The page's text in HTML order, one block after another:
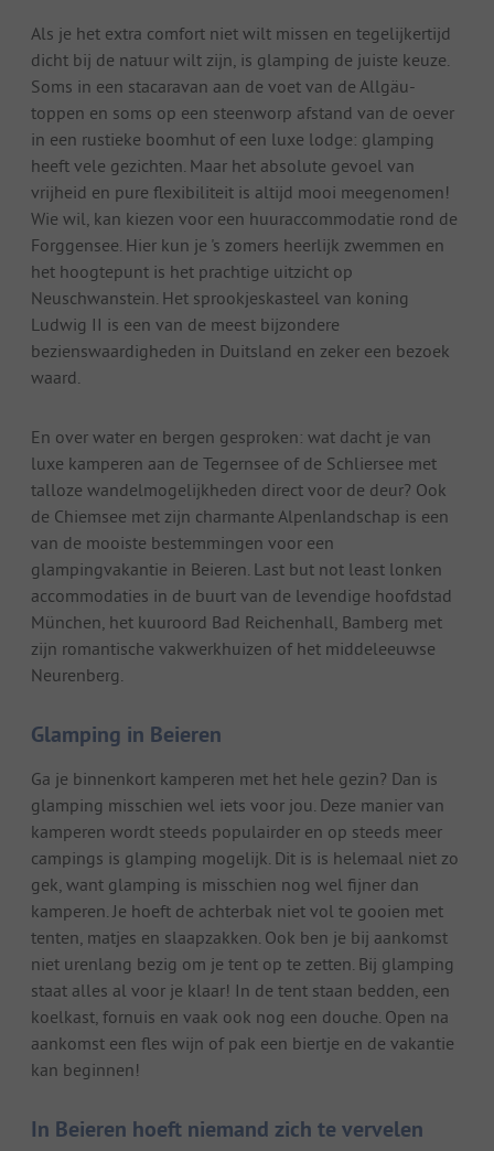
Als je het extra comfort niet wilt missen en tegelijkertijd
dicht bij de natuur wilt zijn, is glamping de juiste keuze.
Soms in een stacaravan aan de voet van de Allgäu-
toppen en soms op een steenworp afstand van de oever
in een rustieke boomhut of een luxe lodge: glamping
heeft vele gezichten. Maar het absolute gevoel van
vrijheid en pure flexibiliteit is altijd mooi meegenomen!
Wie wil, kan kiezen voor een huuraccommodatie rond de
Forggensee. Hier kun je 's zomers heerlijk zwemmen en
het hoogtepunt is het prachtige uitzicht op
Neuschwanstein. Het sprookjeskasteel van koning
Ludwig II is een van de meest bijzondere
bezienswaardigheden in Duitsland en zeker een bezoek
waard.
En over water en bergen gesproken: wat dacht je van
luxe kamperen aan de Tegernsee of de Schliersee met
talloze wandelmogelijkheden direct voor de deur? Ook
de Chiemsee met zijn charmante Alpenlandschap is een
van de mooiste bestemmingen voor een
glampingvakantie in Beieren. Last but not least lonken
accommodaties in de buurt van de levendige hoofdstad
München, het kuuroord Bad Reichenhall, Bamberg met
zijn romantische vakwerkhuizen of het middeleeuwse
Neurenberg.
Glamping in Beieren
Ga je binnenkort kamperen met het hele gezin? Dan is
glamping misschien wel iets voor jou. Deze manier van
kamperen wordt steeds populairder en op steeds meer
campings is glamping mogelijk. Dit is is helemaal niet zo
gek, want glamping is misschien nog wel fijner dan
kamperen. Je hoeft de achterbak niet vol te gooien met
tenten, matjes en slaapzakken. Ook ben je bij aankomst
niet urenlang bezig om je tent op te zetten. Bij glamping
staat alles al voor je klaar! In de tent staan bedden, een
koelkast, fornuis en vaak ook nog een douche. Open na
aankomst een fles wijn of pak een biertje en de vakantie
kan beginnen!
In Beieren hoeft niemand zich te vervelen